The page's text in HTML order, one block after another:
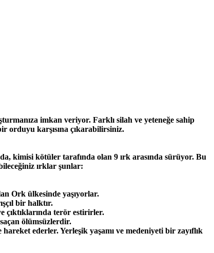
imkan veriyor. Farklı silah ve yeteneğe sahip
orduyu karşısına çıkarabilirsiniz.
kimisi kötüler tarafında olan 9 ırk arasında sürüyor. Bu
ırklar şunlar:
Ork ülkesinde yaşıyorlar.
bir halktır.
çıktıklarında terör estirirler.
ölümsüzlerdir.
ederler. Yerleşik yaşamı ve medeniyeti bir zayıflık